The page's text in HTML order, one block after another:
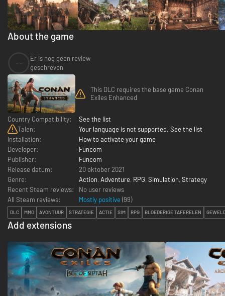
About the game
Er is nog geen review
geschreven
This DLC requires the base game Conan
Exiles Enhanced
Country Compatibility:
See the list
Talen:
Your language is not supported. See the list
Installation:
How to activate your game
Developer:
Funcom
Publisher:
Funcom
Release datum:
20 oktober 2021
Genre:
Action, Adventure, RPG, Simulation, Strategy
Recent Steam reviews:
No user reviews
All Steam reviews:
Mostly positive (99)
DLC MMO AVONTUUR STRATEGIE ACTIE SIM RPG BLOEDERIGE TAFERELEN
Add extensions